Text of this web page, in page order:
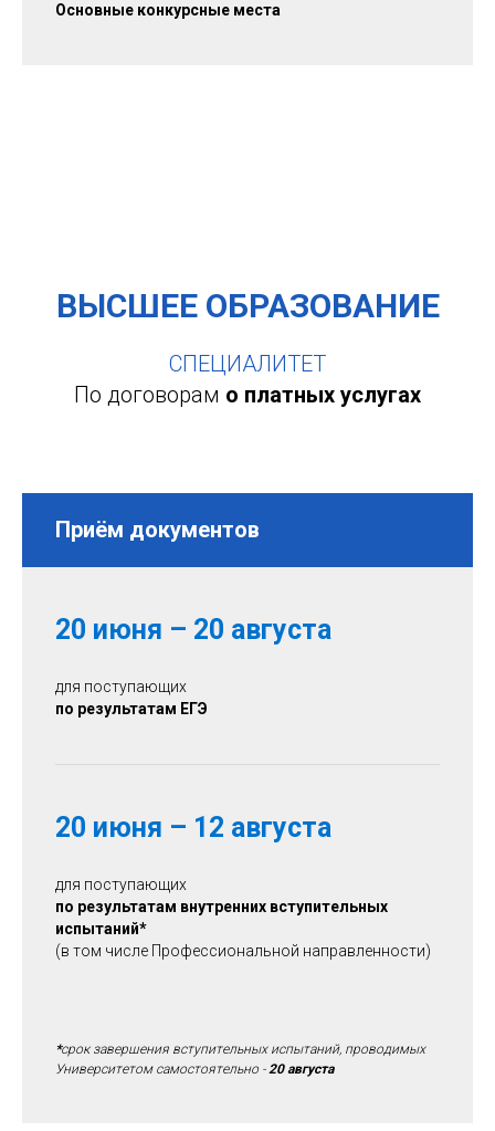
Основные конкурсные места
ВЫСШЕЕ ОБРАЗОВАНИЕ
СПЕЦИАЛИТЕТ
По договорам о платных услугах
Приём документов
20 июня – 20 августа
для поступающих
по результатам ЕГЭ
20 июня – 12 августа
для поступающих
по результатам внутренних вступительных
испытаний*
(в том числе Профессиональной направленности)
*срок завершения вступительных испытаний, проводимых
Университетом самостоятельно -20 августа